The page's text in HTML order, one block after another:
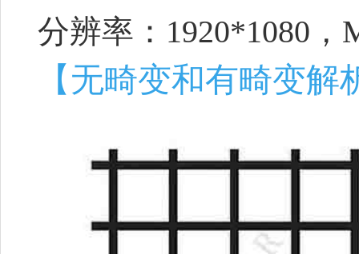
分辨率：1920*1080，
【无畸变和有畸变解